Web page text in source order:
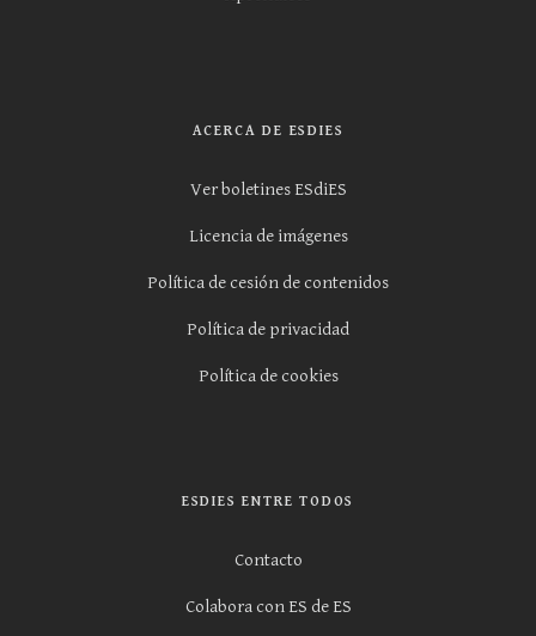
ACERCA DE ESDIES
Ver boletines ESdiES
Licencia de imágenes
Política de cesión de contenidos
Política de privacidad
Política de cookies
ESDIES ENTRE TODOS
Contacto
Colabora con ES de ES